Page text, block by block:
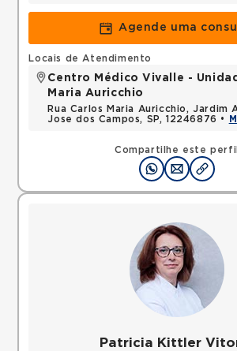
Agende uma
Compartilhe este perfil
Locais de Atendimento
Centro Médico Vivalle -
Maria Auricchio
Rua Carlos Maria Auricchio, Jardim
Jose dos Campos, SP, 12246876 •
Patricia Kittler